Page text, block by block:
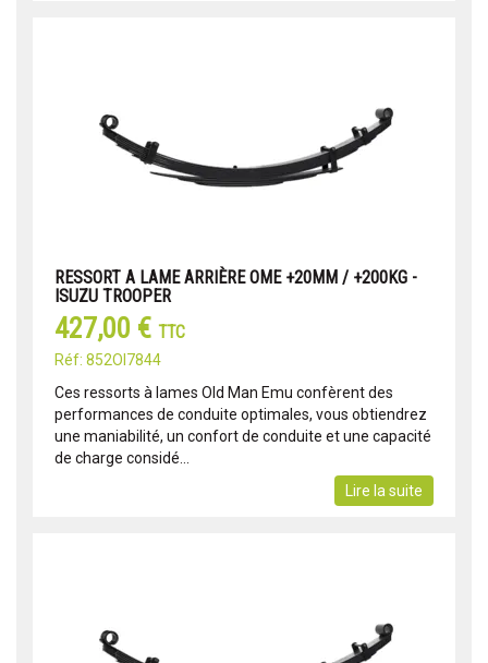
RESSORT A LAME ARRIÈRE OME +20MM / +200KG -
ISUZU TROOPER
427,00 € TTC
Réf: 852OI7844
Ces ressorts à lames Old Man Emu confèrent des
performances de conduite optimales, vous obtiendrez
une maniabilité, un confort de conduite et une capacité
de charge considé...
Lire la suite